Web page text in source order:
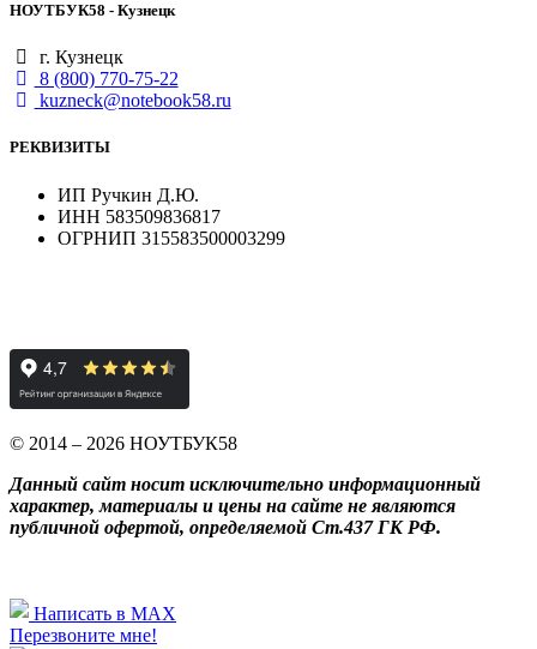
НОУТБУК58 - Кузнецк
г. Кузнецк
8 (800) 770-75-22
kuzneck@notebook58.ru
РЕКВИЗИТЫ
ИП Ручкин Д.Ю.
ИНН 583509836817
ОГРНИП 315583500003299
© 2014 – 2026 НОУТБУК58
Данный сайт носит исключительно информационный
характер, материалы и цены на сайте не являются
публичной офертой, определяемой Ст.437 ГК РФ.
Написать в MAX
Перезвоните мне!